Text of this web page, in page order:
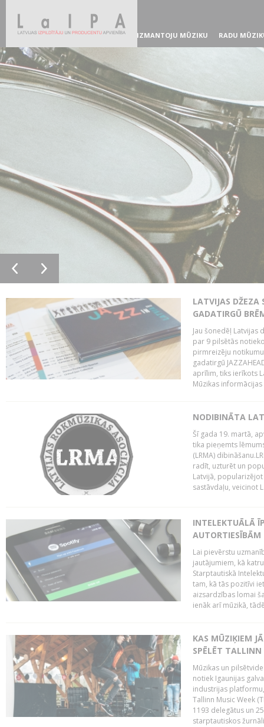
IZMANTOJU MŪZIKU RADU
LATVIJAS DŽEZA
GADATIRGŪ
Jau šonedēļ Latvijas
par 9 pilsētās
pirmreizēju
gadatirgū
aprīlim, tiks ierīkots
Mūzikas informācijas
NODIBINĀTA
Šī gada 19. martā,
tika pieņemts
(LRMA)
radīt, uzturēt un
Latvijā,
sastāvdaļu, veicinot
INTELEKTUĀLĀ
Lai pievērstu
jautājumiem, kā
Starptautiskā
tam, kā tās pozitīvi
aizsardzības lomai
ienāk arī mūzikā,
KAS MŪZIĶIEM
SPĒLĒT TALLINN
Mūzikas un
notiek Igaunijas
industrijas
Tallinn Music Week
1193 delegātus un
starptautiskos